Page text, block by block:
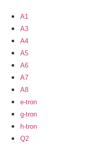
A1
A3
A4
A5
A6
A7
A8
e-tron
g-tron
h-tron
Q2